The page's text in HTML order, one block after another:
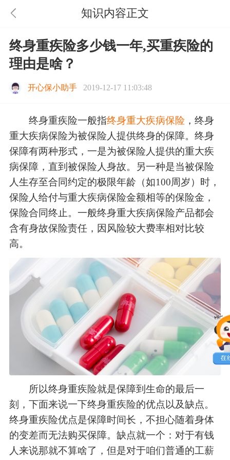
知识内容正文
终身重疾险多少钱一年,买重疾险的
理由是啥？
开心保小助手 2019-12-17 11:03:48
终身重疾险一般指终身重大疾病保险 ，终身
重大疾病保险为被保险人提供终身的保障。终身
保障有两种形式，一是为被保险人提供的重大疾
病保障，直到被保险人身故。另一种是当被保险
人生存至合同约定的极限年龄（如100周岁）时，
保险人给付与重大疾病保险金额相等的保险金，
保险合同终止。一般终身重大疾病保险产品都会
含有身故保险责任，因风险较大费率相对比较
高。
所以终身重疾险就是保障到生命的最后一
刻，下面来说一下终身重疾险的优点以及缺点。
终身重疾险优点是保障时间长，不担心随着身体
的变差而无法购买保障。缺点就一个：对于有钱
人来说那就不算啥了，但是对于咱们普通的工薪